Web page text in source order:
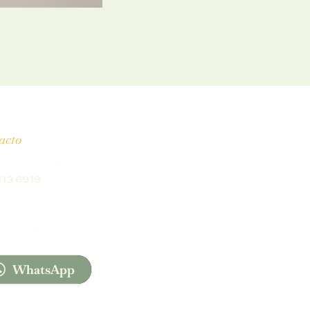
6919
WhatsApp